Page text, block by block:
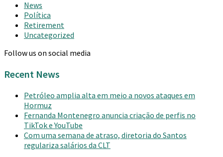
News
Política
Retirement
Uncategorized
Follow us on social media
Recent News
Petróleo amplia alta em meio a novos ataques em
Hormuz
Fernanda Montenegro anuncia criação de perfis no
TikTok e YouTube
Com uma semana de atraso, diretoria do Santos
regulariza salários da CLT